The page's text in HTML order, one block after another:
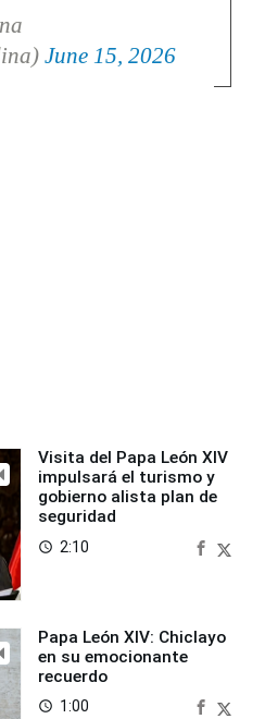
June 15, 2026
Visita del Papa León XIV
impulsará el turismo y
gobierno alista plan de
seguridad
access_time 2:10
Papa León XIV: Chiclayo
en su emocionante
recuerdo
access_time 1:00